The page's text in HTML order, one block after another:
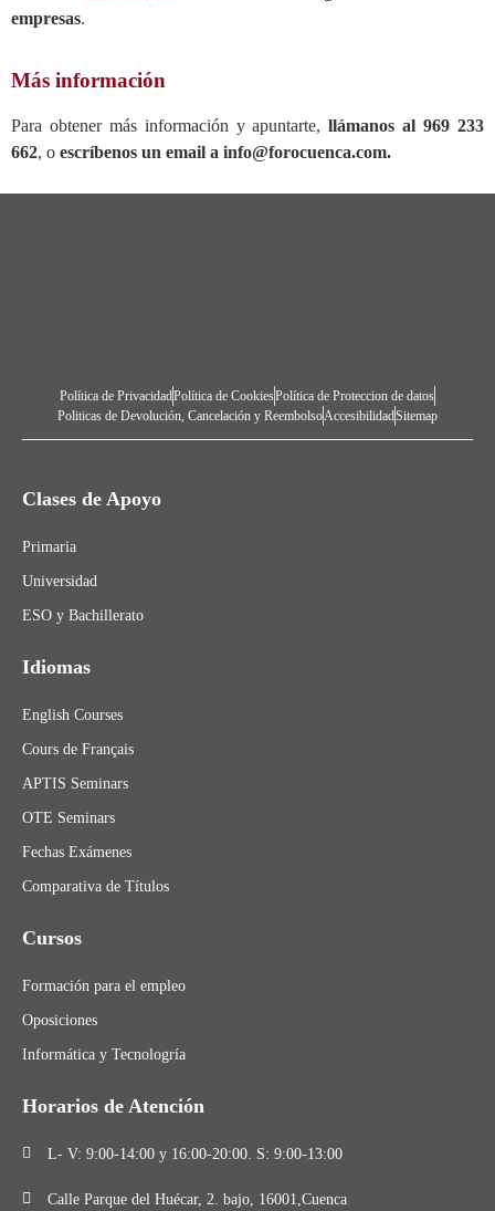
empresas.
Más información
Para obtener más información y apuntarte,llámanos al 969 233
662, o escríbenos un email a info@forocuenca.com.
Política de PrivacidadPolítica de CookiesPolítica de Proteccion de datos
Politicas de Devolución, Cancelación y ReembolsoAccesibilidadSitemap
Clases de Apoyo
Primaria
Universidad
ESO y Bachillerato
Idiomas
English Courses
Cours de Français
APTIS Seminars
OTE Seminars
Fechas Exámenes
Comparativa de Títulos
Cursos
Formación para el empleo
Oposiciones
Informática y Tecnologría
Horarios de Atención
L- V: 9:00-14:00 y 16:00-20:00. S: 9:00-13:00
Calle Parque del Huécar, 2. bajo, 16001,Cuenca